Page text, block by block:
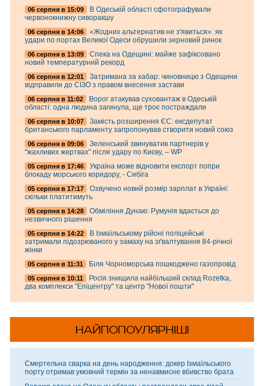
06 серпня в 15:09
В Одеській області сфотографували
червонокнижну сиворакшу
06 серпня в 14:06
«Жодних альтернатив не з'явиться»: як
удари по портах Великої Одеси обрушили зерновий ринок
06 серпня в 13:09
Спека на Одещині: майже зафіксовано
новий температурний рекорд
06 серпня в 12:01
Затримана за хабар: чиновницю з Одещини
відправили до СІЗО з правом внесення застави
06 серпня в 11:02
Ворог атакував суховантаж в Одеській
області: одна людина загинула, ще троє постраждали
06 серпня в 10:07
Замість розширення ЄС: ексдепутат
британського парламенту запропонував створити новий союз
06 серпня в 09:06
Зеленський звинуватив партнерів у
"жахливих жертвах" після удару по Києву, – WP
05 серпня в 17:46
Україна може відновити експорт попри
блокаду морського коридору, - Сибіга
05 серпня в 17:17
Озвучено новий розмір зарплат в Україні:
скільки платитимуть
05 серпня в 14:28
Обміління Дунаю: Румунія вдається до
незвичного рішення
05 серпня в 14:22
В Ізмаїльському рійоні поліцейські
затримали підозрюваного у замаху на зґвалтування 84-річної
жінки
05 серпня в 11:31 Біля Чорноморська пошкоджено газопровід
05 серпня в 10:11
Росія знищила найбільший склад Rozetka,
два комплекси "Епіцентру" та центр "Нової пошти"
НАЙПОПОУЛЯРНІШІ
Смертельна сварка на день народження: докер Ізмаїльського
порту отримав умовний термін за ненавмисне вбивство брата